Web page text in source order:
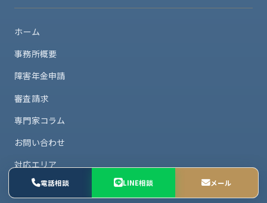
ホーム
事務所概要
障害年金申請
審査請求
専門家コラム
お問い合わせ
対応エリア
プライバシーポリシー
電話相談 LINE相談 メール